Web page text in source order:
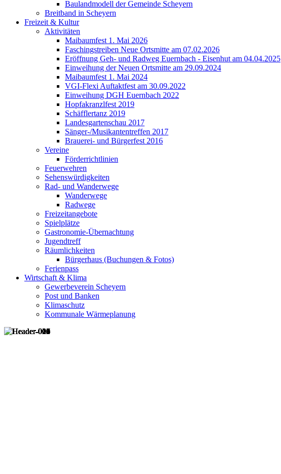
Baulandmodell der Gemeinde Scheyern
Breitband in Scheyern
Freizeit & Kultur
Aktivitäten
Maibaumfest 1. Mai 2026
Faschingstreiben Neue Ortsmitte am 07.02.2026
Eröffnung Geh- und Radweg Euernbach - Eisenhut am 04.04.2025
Einweihung der Neuen Ortsmitte am 29.09.2024
Maibaumfest 1. Mai 2024
VGI-Flexi Auftaktfest am 30.09.2022
Einweihung DGH Euernbach 2022
Hopfakranzlfest 2019
Schäfflertanz 2019
Landesgartenschau 2017
Sänger-/Musikantentreffen 2017
Brauerei- und Bürgerfest 2016
Vereine
Förderrichtlinien
Feuerwehren
Sehenswürdigkeiten
Rad- und Wanderwege
Wanderwege
Radwege
Freizeitangebote
Spielplätze
Gastronomie-Übernachtung
Jugendtreff
Räumlichkeiten
Bürgerhaus (Buchungen & Fotos)
Ferienpass
Wirtschaft & Klima
Gewerbeverein Scheyern
Post und Banken
Klimaschutz
Kommunale Wärmeplanung